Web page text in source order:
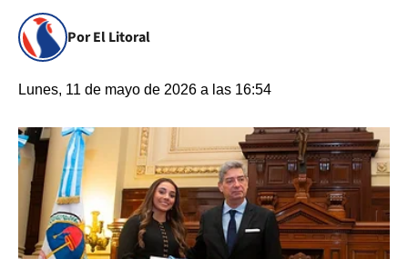
Por El Litoral
Lunes, 11 de mayo de 2026 a las 16:54